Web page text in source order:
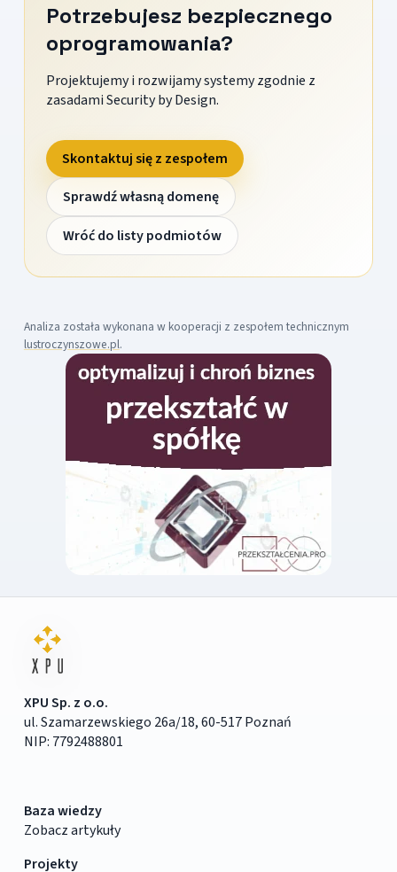
Potrzebujesz bezpiecznego
oprogramowania?
Projektujemy i rozwijamy systemy zgodnie z
zasadami Security by Design.
Skontaktuj się z zespołem
Sprawdź własną domenę
Wróć do listy podmiotów
Analiza została wykonana w kooperacji z zespołem technicznym
lustroczynszowe.pl.
XPU Sp. z o.o.
ul. Szamarzewskiego 26a/18, 60-517 Poznań
NIP: 7792488801
Baza wiedzy
Zobacz artykuły
Projekty